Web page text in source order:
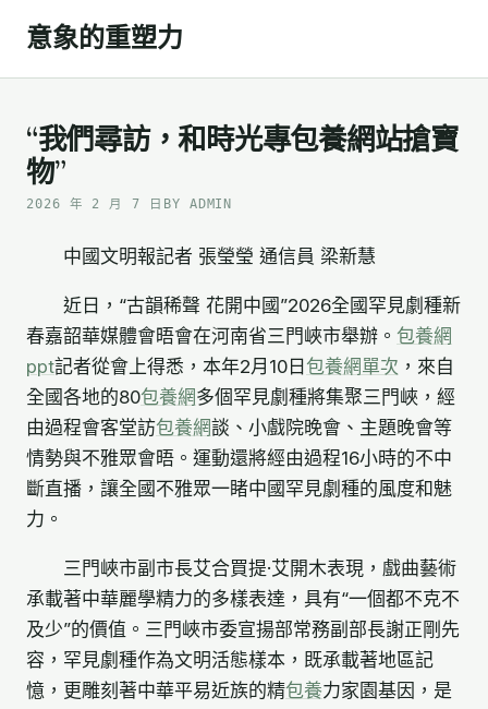
content
意象的重塑力
“我們尋訪，和時光專包養網站搶寶
物”
2026 年 2 月 7 日 BY ADMIN
中國文明報記者 張瑩瑩 通信員 梁新慧
近日，“古韻稀聲 花開中國”2026全國罕見劇種新
春嘉韶華媒體會晤會在河南省三門峽市舉辦。 包養網
ppt記者從會上得悉，本年2月10日 包養網單次 ，來自
全國各地的80包養網多個罕見劇種將集聚三門峽，經
由過程會客堂訪包養網談、小戲院晚會、主題晚會等
情勢與不雅眾會晤。運動還將經由過程16小時的不中
斷直播，讓全國不雅眾一睹中國罕見劇種的風度和魅
力。
三門峽市副市長艾合買提·艾開木表現，戲曲藝術
承載著中華麗學精力的多樣表達，具有“一個都不克不
及少”的價值。三門峽市委宣揚部常務副部長謝正剛先
容，罕見劇種作為文明活態樣本，既承載著地區記
憶，更雕刻著中華平易近族的精包養力家園基因，是